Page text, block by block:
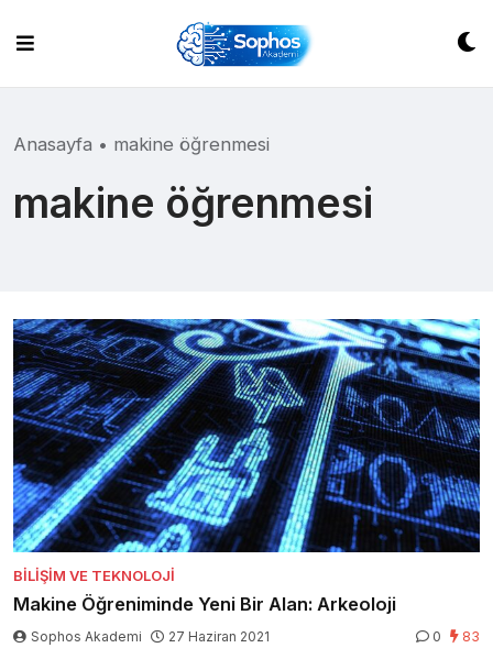
content
Anasayfa • makine öğrenmesi
makine öğrenmesi
BILIŞIM VE TEKNOLOJI
Makine Öğreniminde Yeni Bir Alan: Arkeoloji
Sophos Akademi 27 Haziran 2021 0 83